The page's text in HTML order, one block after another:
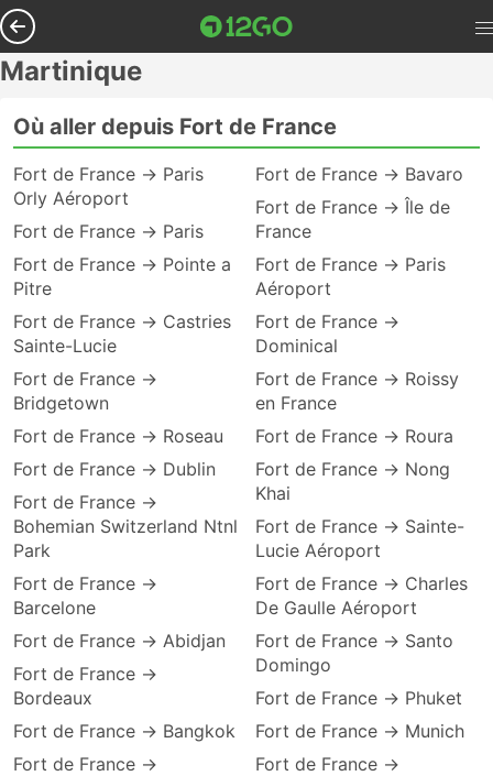
Martinique
Où aller depuis Fort de France
Fort de France → Paris
Orly Aéroport
Fort de France → Paris
Fort de France → Pointe a
Pitre
Fort de France → Castries
Sainte-Lucie
Fort de France →
Bridgetown
Fort de France → Roseau
Fort de France → Dublin
Fort de France →
Bohemian Switzerland Ntnl
Park
Fort de France →
Barcelone
Fort de France → Abidjan
Fort de France →
Bordeaux
Fort de France → Bangkok
Fort de France →
Fort de France → Bavaro
Fort de France → Île de
France
Fort de France → Paris
Aéroport
Fort de France →
Dominical
Fort de France → Roissy
en France
Fort de France → Roura
Fort de France → Nong
Khai
Fort de France → Sainte-
Lucie Aéroport
Fort de France → Charles
De Gaulle Aéroport
Fort de France → Santo
Domingo
Fort de France → Phuket
Fort de France → Munich
Fort de France →